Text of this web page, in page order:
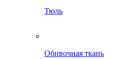
Тюль
Обивочная ткань